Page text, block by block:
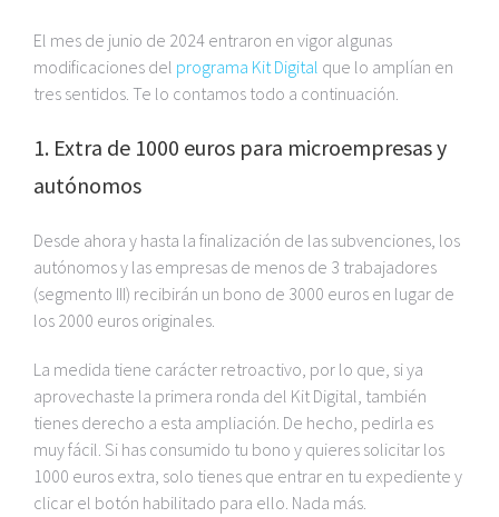
El mes de junio de 2024 entraron en vigor algunas
modificaciones del programa Kit Digital que lo amplían en
tres sentidos. Te lo contamos todo a continuación.
1. Extra de 1000 euros para microempresas y
autónomos
Desde ahora y hasta la finalización de las subvenciones, los
autónomos y las empresas de menos de 3 trabajadores
(segmento III) recibirán un bono de 3000 euros en lugar de
los 2000 euros originales.
La medida tiene carácter retroactivo, por lo que, si ya
aprovechaste la primera ronda del Kit Digital, también
tienes derecho a esta ampliación. De hecho, pedirla es
muy fácil. Si has consumido tu bono y quieres solicitar los
1000 euros extra, solo tienes que entrar en tu expediente y
clicar el botón habilitado para ello. Nada más.